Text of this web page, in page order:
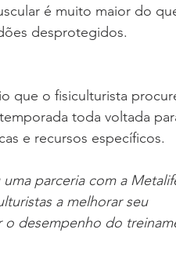
é muito maior do
desprotegidos.
que o fisiculturista
toda voltada
e recursos específicos.
parceria com a
a melhorar seu
o desempenho do